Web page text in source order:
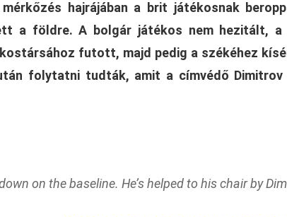
hajrájában a brit játékosnak
a földre. A bolgár játékos nem hezitált, a
futott, majd pedig a székéhez
folytatni tudták, amit a címvédő Dimitrov
on the baseline. He’s helped to his chair by